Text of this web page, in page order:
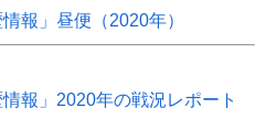
報」昼便（2020年）
報」2020年の戦況レポート